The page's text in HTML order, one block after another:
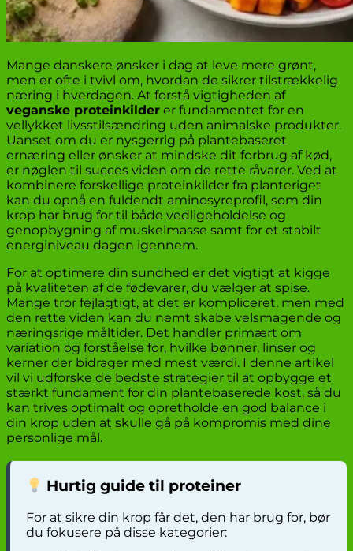
Mange danskere ønsker i dag at leve mere grønt,
men er ofte i tvivl om, hvordan de sikrer tilstrækkelig
næring i hverdagen. At forstå vigtigheden af
veganske proteinkilder er fundamentet for en
vellykket livsstilsændring uden animalske produkter.
Uanset om du er nysgerrig på plantebaseret
ernæring eller ønsker at mindske dit forbrug af kød,
er nøglen til succes viden om de rette råvarer. Ved at
kombinere forskellige proteinkilder fra planteriget
kan du opnå en fuldendt aminosyreprofil, som din
krop har brug for til både vedligeholdelse og
genopbygning af muskelmasse samt for et stabilt
energiniveau dagen igennem.
For at optimere din sundhed er det vigtigt at kigge
på kvaliteten af de fødevarer, du vælger at spise.
Mange tror fejlagtigt, at det er kompliceret, men med
den rette viden kan du nemt skabe velsmagende og
næringsrige måltider. Det handler primært om
variation og forståelse for, hvilke bønner, linser og
kerner der bidrager med mest værdi. I denne artikel
vil vi udforske de bedste strategier til at opbygge et
stærkt fundament for din plantebaserede kost, så du
kan trives optimalt og opretholde en god balance i
din krop uden at skulle gå på kompromis med dine
personlige mål.
Hurtig guide til proteiner
For at sikre din krop får det, den har brug for, bør
du fokusere på disse kategorier: